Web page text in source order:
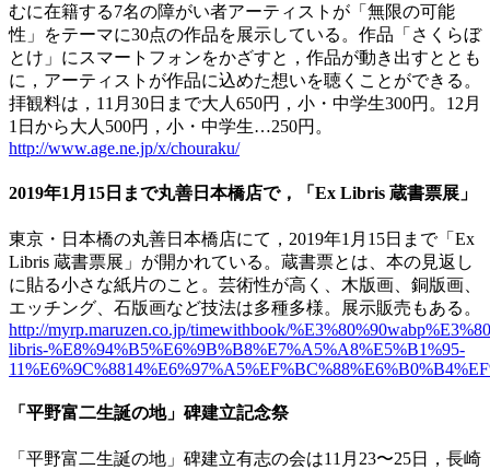
むに在籍する7名の障がい者アーティストが「無限の可能
性」をテーマに30点の作品を展示している。作品「さくらぼ
とけ」にスマートフォンをかざすと，作品が動き出すととも
に，アーティストが作品に込めた想いを聴くことができる。
拝観料は，11月30日まで大人650円，小・中学生300円。12月
1日から大人500円，小・中学生…250円。
http://www.age.ne.jp/x/chouraku/
2019年1月15日まで丸善日本橋店で，「Ex Libris 蔵書票展」
東京・日本橋の丸善日本橋店にて，2019年1月15日まで「Ex
Libris 蔵書票展」が開かれている。蔵書票とは、本の見返し
に貼る小さな紙片のこと。芸術性が高く、木版画、銅版画、
エッチング、石版画など技法は多種多様。展示販売もある。
http://myrp.maruzen.co.jp/timewithbook/
libris-%E8%94%B5%E6%9B%B8%E7%A5%A8%E5%B1%95-
「平野富二生誕の地」碑建立記念祭
「平野富二生誕の地」碑建立有志の会は11月23〜25日，長崎